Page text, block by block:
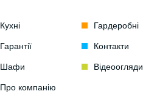
Кухні Гардеробні
Гарантії Контакти
Шафи Відеоогляди
Про компанію